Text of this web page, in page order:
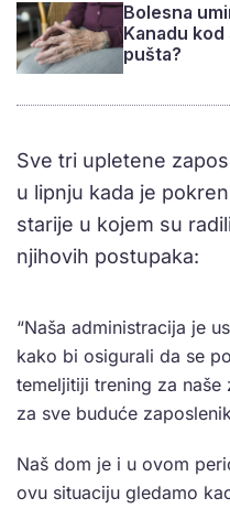
Bolesna
Kanadu
pušta?
Sve tri upletene
u lipnju kada je
starije u kojem su
njihovih postupaka:
“Naša administracija je
kako bi osigurali da se
temeljitiji trening za
za sve buduće
Naš dom je i u ovom
ovu situaciju gledamo